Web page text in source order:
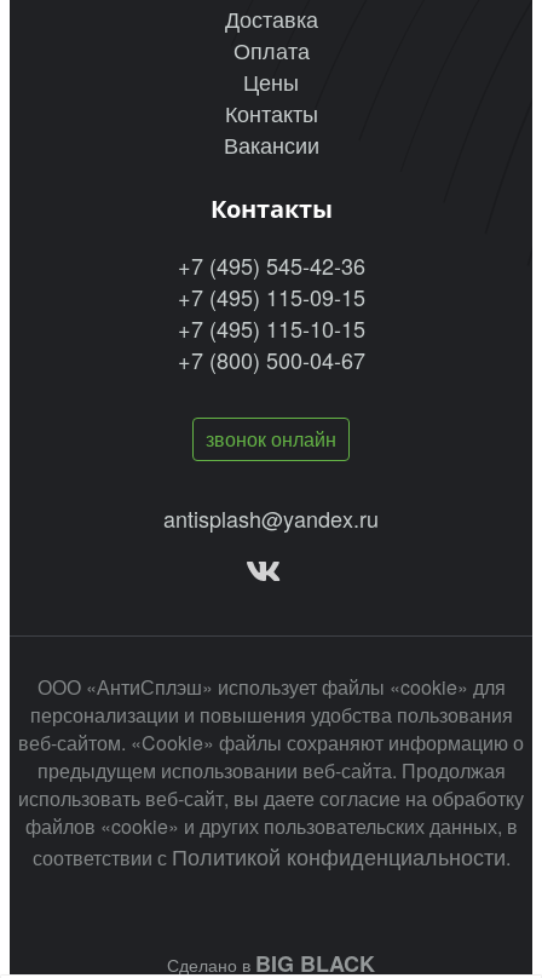
Доставка
Оплата
Цены
Контакты
Вакансии
Контакты
+7 (495) 545-42-36
+7 (495) 115-09-15
+7 (495) 115-10-15
+7 (800) 500-04-67
звонок онлайн
antisplash@yandex.ru
ООО «АнтиСплэш» использует файлы «cookie» для
персонализации и повышения удобства пользования
веб-сайтом. «Cookie» файлы сохраняют информацию о
предыдущем использовании веб-сайта. Продолжая
использовать веб-сайт, вы даете согласие на обработку
файлов «cookie» и других пользовательских данных, в
соответствии с Политикой конфиденциальности.
Сделано в BIG BLACK